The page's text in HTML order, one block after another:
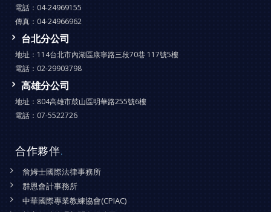
電話： 04-24969155
傳真： 04-24966962
台北分公司
地址： 114台北市內湖區康寧路三段70巷 117號5樓
電話： 02-29903798
高雄分公司
地址： 804高雄市鼓山區明華路255號6樓
電話： 07-5522726
合作夥伴.
詹姆士國際法律事務所
群恩會計事務所
中華國際專業教練協會(CPIAC)